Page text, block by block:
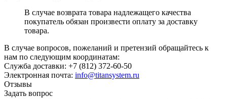
В случае возврата товара надлежащего качества
покупатель обязан произвести оплату за доставку
товара.
В случае вопросов, пожеланий и претензий обращайтесь к
нам по следующим координатам:
Служба доставки: +7 (812) 372-60-50
Электронная почта: info@titansystem.ru
Отзывы
Задать вопрос